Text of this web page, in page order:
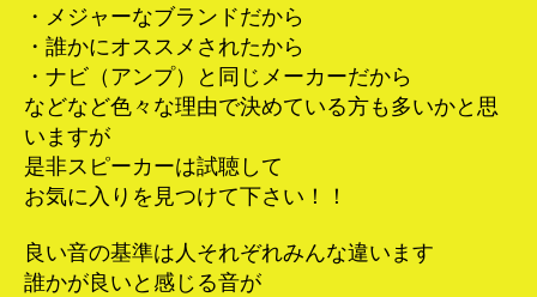
・メジャーなブランドだから
・誰かにオススメされたから
・ナビ（アンプ）と同じメーカーだから
などなど色々な理由で決めている方も多いかと思
いますが
是非スピーカーは試聴して
お気に入りを見つけて下さい！！
良い音の基準は人それぞれみんな違います
誰かが良いと感じる音が